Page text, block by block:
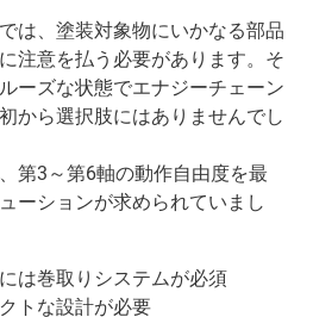
は、塗装対象物にいかなる部品
注意を払う必要があります。そ
ーズな状態でエナジーチェーン
から選択肢にはありませんでし
第3～第6軸の動作自由度を最
ーションが求められていまし
は巻取りシステムが必須
トな設計が必要